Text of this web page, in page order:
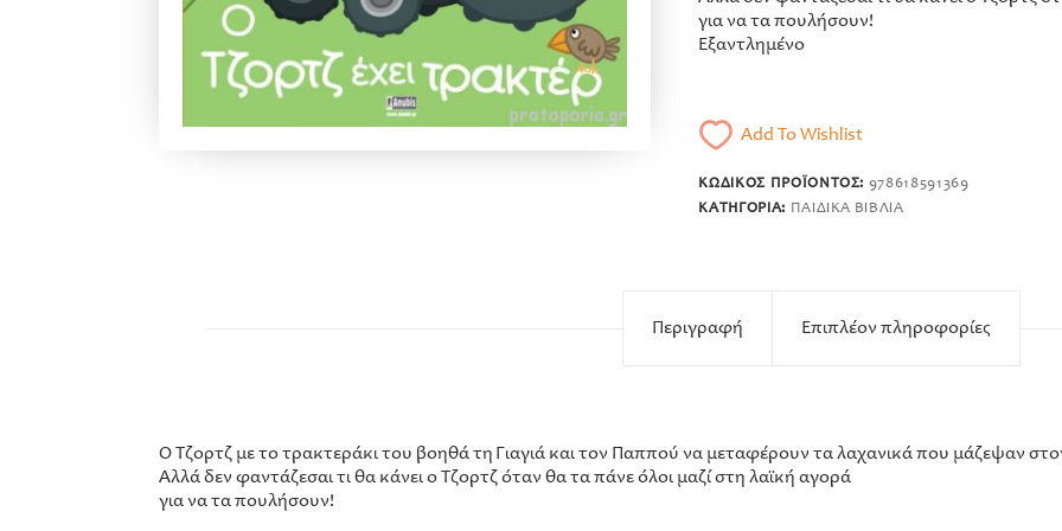
για να τα πουλήσουν!
Εξαντλημένο
Add To Wishlist
ΚΩΔΙΚΌΣ ΠΡΟΪΌΝΤΟΣ: 978618591369
ΚΑΤΗΓΟΡΊΑ: ΠΑΙΔΙΚΆ ΒΙΒΛΊΑ
Περιγραφή Επιπλέον πληροφορίες
Ο Τζορτζ με το τρακτεράκι του βοηθά τη Γιαγιά και τον Παππού να μεταφέρουν τα λαχανικά που μάζεψαν
Αλλά δεν φαντάζεσαι τι θα κάνει ο Τζορτζ όταν θα τα πάνε όλοι μαζί στη λαϊκή αγορά
για να τα πουλήσουν!